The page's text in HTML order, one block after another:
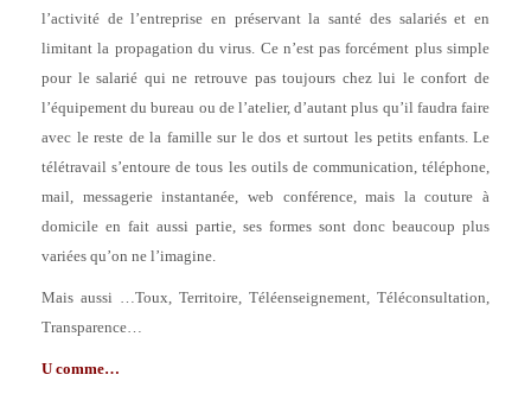
l’activité de l’entreprise en préservant la santé des salariés et en
limitant la propagation du virus. Ce n’est pas forcément plus simple
pour le salarié qui ne retrouve pas toujours chez lui le confort de
l’équipement du bureau ou de l’atelier, d’autant plus qu’il faudra faire
avec le reste de la famille sur le dos et surtout les petits enfants. Le
télétravail s’entoure de tous les outils de communication, téléphone,
mail, messagerie instantanée, web conférence, mais la couture à
domicile en fait aussi partie, ses formes sont donc beaucoup plus
variées qu’on ne l’imagine.
Mais aussi …Toux, Territoire, Téléenseignement, Téléconsultation,
Transparence…
U comme…